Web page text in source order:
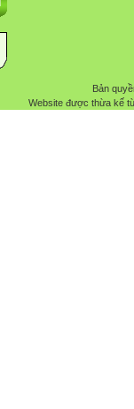
Bản
Website được thừa kế